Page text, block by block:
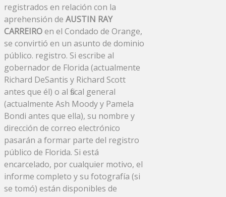
registrados en relación con la
aprehensión de AUSTIN RAY
CARREIROen el Condado de Orange,
se convirtió en un asunto de dominio
público. registro. Si escribe al
gobernador de Florida (actualmente
Richard DeSantis y Richard Scott
antes que él) o al fiscal general
(actualmente Ash Moody y Pamela
Bondi antes que ella), su nombre y
dirección de correo electrónico
pasarán a formar parte del registro
público de Florida. Si está
encarcelado, por cualquier motivo, el
informe completo y su fotografía (si
se tomó) están disponibles de